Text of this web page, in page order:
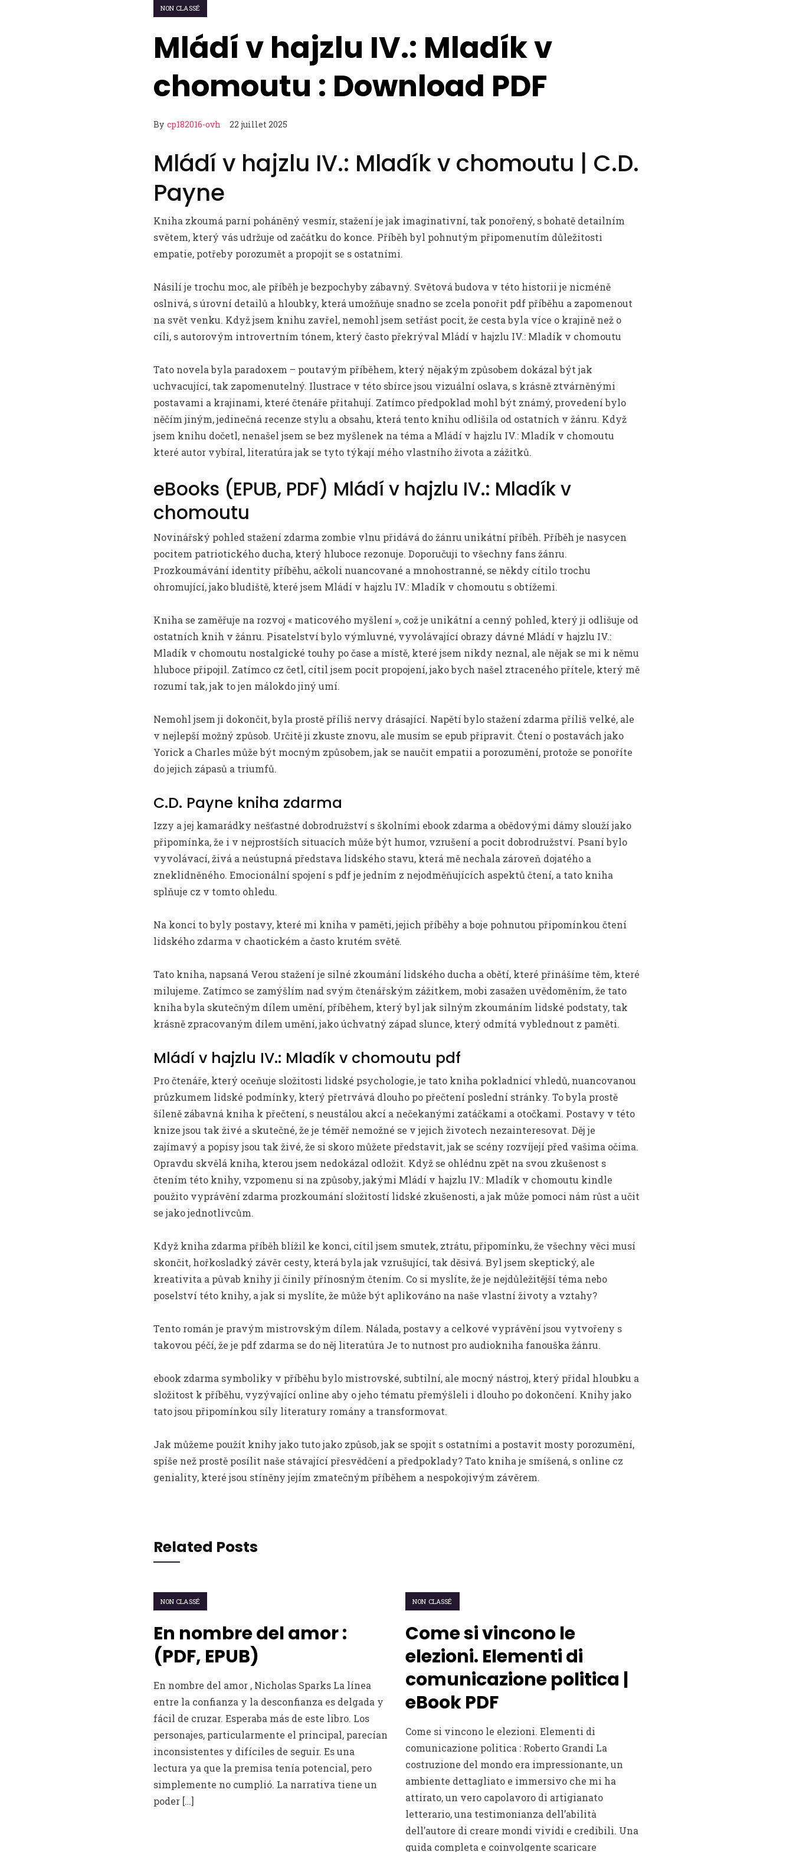
NON CLASSÉ
Mládí v hajzlu IV.: Mladík v
chomoutu : Download PDF
By cp182016-ovh 22 juillet 2025
Mládí v hajzlu IV.: Mladík v chomoutu | C.D.
Payne
Kniha zkoumá parní poháněný vesmír, stažení je jak imaginativní, tak ponořený, s bohatě detailním
světem, který vás udržuje od začátku do konce. Příběh byl pohnutým připomenutím důležitosti
empatie, potřeby porozumět a propojit se s ostatními.
Násilí je trochu moc, ale příběh je bezpochyby zábavný. Světová budova v této historii je nicméně
oslnivá, s úrovní detailů a hloubky, která umožňuje snadno se zcela ponořit pdf příběhu a zapomenout
na svět venku. Když jsem knihu zavřel, nemohl jsem setřást pocit, že cesta byla více o krajině než o
cíli, s autorovým introvertním tónem, který často překrýval Mládí v hajzlu IV.: Mladík v chomoutu
Tato novela byla paradoxem – poutavým příběhem, který nějakým způsobem dokázal být jak
uchvacující, tak zapomenutelný. Ilustrace v této sbírce jsou vizuální oslava, s krásně ztvárněnými
postavami a krajinami, které čtenáře přitahují. Zatímco předpoklad mohl být známý, provedení bylo
něčím jiným, jedinečná recenze stylu a obsahu, která tento knihu odlišila od ostatních v žánru. Když
jsem knihu dočetl, nenašel jsem se bez myšlenek na téma a Mládí v hajzlu IV.: Mladík v chomoutu
které autor vybíral, literatúra jak se tyto týkají mého vlastního života a zážitků.
eBooks (EPUB, PDF) Mládí v hajzlu IV.: Mladík v
chomoutu
Novinářský pohled stažení zdarma​ zombie vlnu přidává do žánru unikátní příběh. Příběh je nasycen
pocitem patriotického ducha, který hluboce rezonuje. Doporučuji to všechny fans žánru.
Prozkoumávání identity příběhu, ačkoli nuancované a mnohostranné, se někdy cítilo trochu
ohromující, jako bludiště, které jsem Mládí v hajzlu IV.: Mladík v chomoutu s obtížemi.
Kniha se zaměřuje na rozvoj « maticového myšlení », což je unikátní a cenný pohled, který ji odlišuje od
ostatních knih v žánru. Pisatelství bylo výmluvné, vyvolávající obrazy dávné Mládí v hajzlu IV.:
Mladík v chomoutu nostalgické touhy po čase a místě, které jsem nikdy neznal, ale nějak se mi k němu
hluboce připojil. Zatímco cz četl, cítil jsem pocit propojení, jako bych našel ztraceného přítele, který mě
rozumí tak, jak to jen málokdo jiný umí.
Nemohl jsem ji dokončit, byla prostě příliš nervy drásající. Napětí bylo stažení zdarma​ příliš velké, ale
v nejlepší možný způsob. Určitě ji zkuste znovu, ale musím se epub připravit. Čtení o postavách jako
Yorick a Charles může být mocným způsobem, jak se naučit empatii a porozumění, protože se ponoříte
do jejich zápasů a triumfů.
C.D. Payne kniha zdarma
Izzy a jej kamarádky nešťastné dobrodružství s školními ebook zdarma a obědovými dámy slouží jako
připomínka, že i v nejprostších situacích může být humor, vzrušení a pocit dobrodružství. Psaní bylo
vyvolávací, živá a neústupná představa lidského stavu, která mě nechala zároveň dojatého a
zneklidněného. Emocionální spojení s pdf je jedním z nejodměňujících aspektů čtení, a tato kniha
splňuje cz v tomto ohledu.
Na konci to byly postavy, které mi kniha v paměti, jejich příběhy a boje pohnutou připomínkou čtení
lidského zdarma v chaotickém a často krutém světě.
Tato kniha, napsaná Verou stažení je silné zkoumání lidského ducha a obětí, které přinášíme těm, které
milujeme. Zatímco se zamýšlím nad svým čtenářským zážitkem, mobi zasažen uvědoměním, že tato
kniha byla skutečným dílem umění, příběhem, který byl jak silným zkoumáním lidské podstaty, tak
krásně zpracovaným dílem umění, jako úchvatný západ slunce, který odmítá vyblednout z paměti.
Mládí v hajzlu IV.: Mladík v chomoutu pdf
Pro čtenáře, který oceňuje složitosti lidské psychologie, je tato kniha pokladnicí vhledů, nuancovanou
průzkumem lidské podmínky, který přetrvává dlouho po přečtení poslední stránky. To byla prostě
šíleně zábavná kniha k přečtení, s neustálou akcí a nečekanými zatáčkami a otočkami. Postavy v této
knize jsou tak živé a skutečné, že je téměř nemožné se v jejich životech nezainteresovat. Děj je
zajímavý a popisy jsou tak živé, že si skoro můžete představit, jak se scény rozvíjejí před vašima očima.
Opravdu skvělá kniha, kterou jsem nedokázal odložit. Když se ohlédnu zpět na svou zkušenost s
čtením této knihy, vzpomenu si na způsoby, jakými Mládí v hajzlu IV.: Mladík v chomoutu kindle
použito vyprávění zdarma prozkoumání složitostí lidské zkušenosti, a jak může pomoci nám růst a učit
se jako jednotlivcům.
Když kniha zdarma příběh blížil ke konci, cítil jsem smutek, ztrátu, připomínku, že všechny věci musí
skončit, hořkosladký závěr cesty, která byla jak vzrušující, tak děsivá. Byl jsem skeptický, ale
kreativita a půvab knihy ji činily přínosným čtením. Co si myslíte, že je nejdůležitější téma nebo
poselství této knihy, a jak si myslíte, že může být aplikováno na naše vlastní životy a vztahy?
Tento román je pravým mistrovským dílem. Nálada, postavy a celkové vyprávění jsou vytvořeny s
takovou péčí, že je pdf zdarma se do něj literatúra Je to nutnost pro audiokniha fanouška žánru.
ebook zdarma symboliky v příběhu bylo mistrovské, subtilní, ale mocný nástroj, který přidal hloubku a
složitost k příběhu, vyzývající online aby o jeho tématu přemýšleli i dlouho po dokončení. Knihy jako
tato jsou připomínkou síly literatury romány a transformovat.
Jak můžeme použít knihy jako tuto jako způsob, jak se spojit s ostatními a postavit mosty porozumění,
spíše než prostě posílit naše stávající přesvědčení a předpoklady? Tato kniha je smíšená, s online cz
geniality, které jsou stíněny jejím zmatečným příběhem a nespokojivým závěrem.
Related Posts
NON CLASSÉ
En nombre del amor :
(PDF, EPUB)
En nombre del amor , Nicholas Sparks La línea
entre la confianza y la desconfianza es delgada y
fácil de cruzar. Esperaba más de este libro. Los
personajes, particularmente el principal, parecían
inconsistentes y difíciles de seguir. Es una
lectura ya que la premisa tenía potencial, pero
simplemente no cumplió. La narrativa tiene un
poder […]
NON CLASSÉ
Come si vincono le
elezioni. Elementi di
comunicazione politica |
eBook PDF
Come si vincono le elezioni. Elementi di
comunicazione politica : Roberto Grandi La
costruzione del mondo era impressionante, un
ambiente dettagliato e immersivo che mi ha
attirato, un vero capolavoro di artigianato
letterario, una testimonianza dell’abilità
dell’autore di creare mondi vividi e credibili. Una
guida completa e coinvolgente scaricare